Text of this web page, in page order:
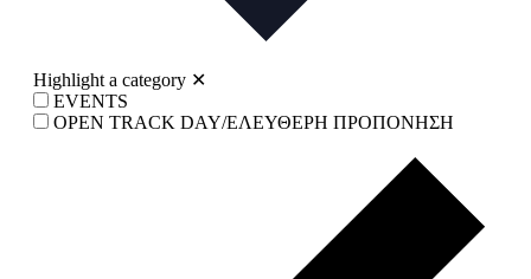
Highlight a category ✕
EVENTS
OPEN TRACK DAY/ΕΛΕΥΘΕΡΗ ΠΡΟΠΟΝΗΣΗ